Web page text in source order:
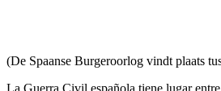
(De Spaanse Burgeroorlog vindt plaats
La Guerra Civil española tiene lugar